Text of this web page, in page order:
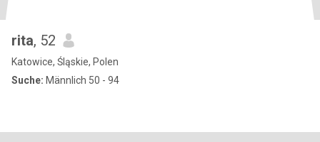
rita, 52
Katowice, Śląskie, Polen
Suche: Männlich 50 - 94